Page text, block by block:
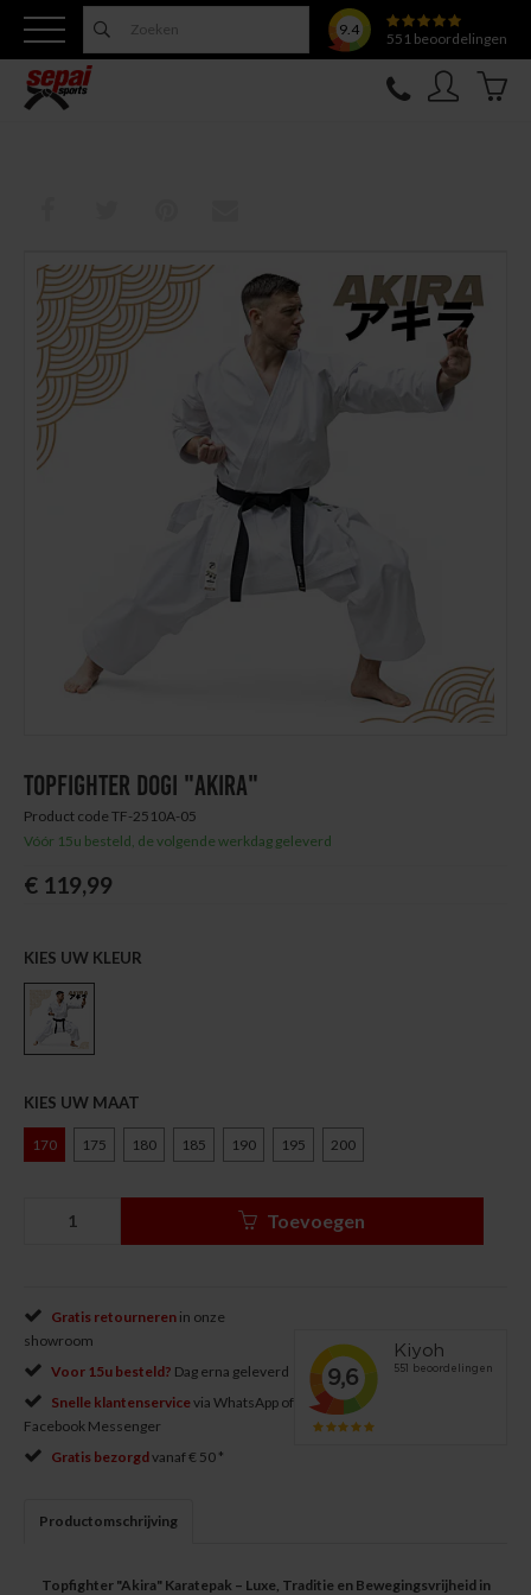
9.4
551 beoordelingen
Kleding
Uitrusting
Training
Verzorging
TOPFIGHTER DOGI "AKIRA"
Product code TF-2510A-05
Vóór 15u besteld, de volgende werkdag geleverd
€ 119,99
KIES UW KLEUR
KIES UW MAAT
170 175 180 185 190 195 200
Toevoegen
Gratis retourneren in onze
showroom
Voor 15u besteld? Dag erna geleverd
Snelle klantenservicevia WhatsApp of
Facebook Messenger
Gratis bezorgdvanaf € 50 *
Productomschrijving
Topfighter "Akira" Karatepak – Luxe, Traditie en Bewegingsvrijheid in